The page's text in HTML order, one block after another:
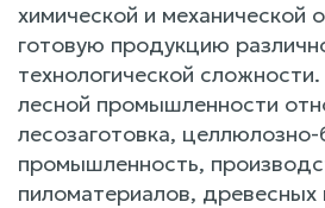
химической и механической
готовую продукцию
технологической
лесной промышленности
лесозаготовка,
промышленность,
пиломатериалов,